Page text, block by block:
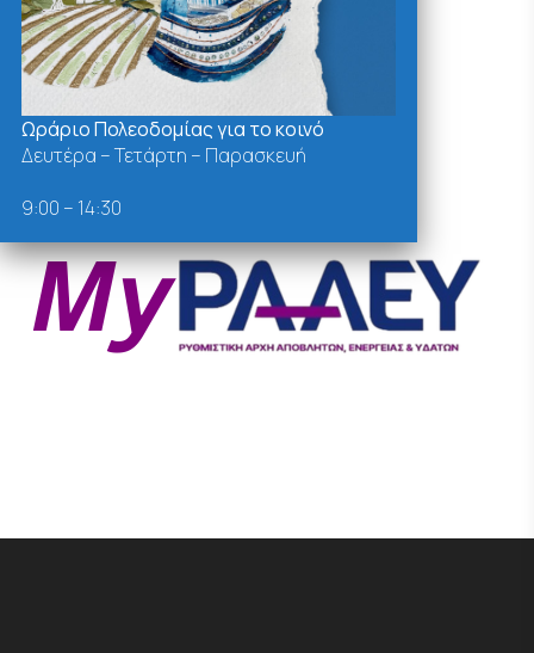
Σύνδεσμοι
Ωράριο Πολεοδομίας για το κοινό
Δευτέρα – Τετάρτη – Παρασκευή
9:00 – 14:30